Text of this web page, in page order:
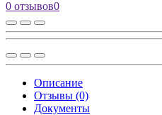
0 отзывов0
Описание
Отзывы (0)
Документы